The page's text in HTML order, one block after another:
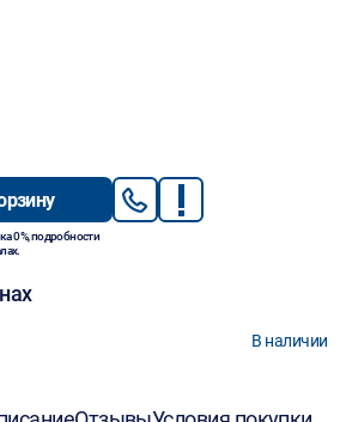
0%, подробности
В наличии